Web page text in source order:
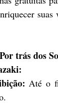
trás dos
Até o